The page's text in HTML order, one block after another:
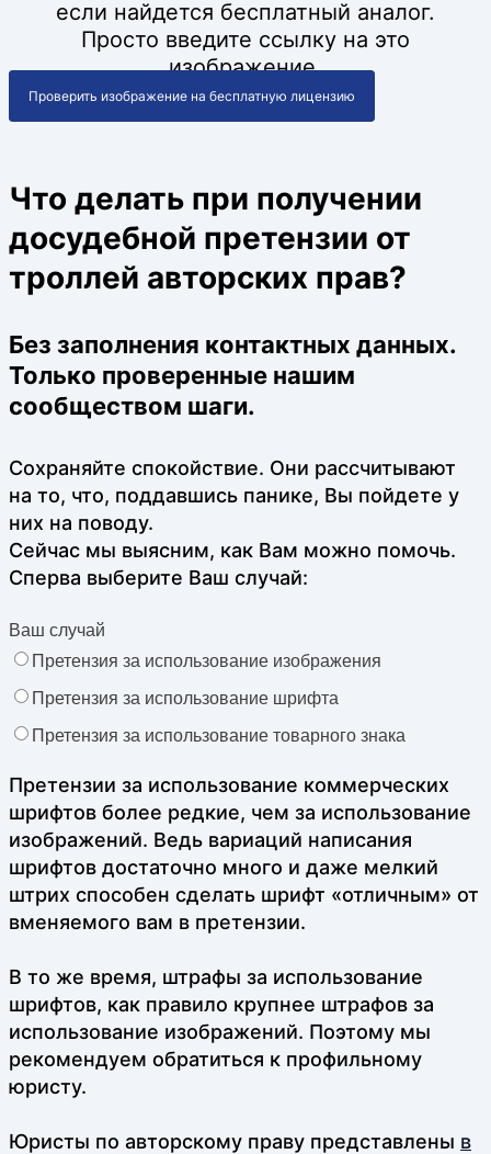
если найдется бесплатный аналог.
Просто введите ссылку на это
изображение.
Проверить изображение на бесплатную лицензию
Что делать при получении
досудебной претензии от
троллей авторских прав?
Без заполнения контактных данных.
Только проверенные нашим
сообществом шаги.
Сохраняйте спокойствие. Они рассчитывают
на то, что, поддавшись панике, Вы пойдете у
них на поводу.
Сейчас мы выясним, как Вам можно помочь.
Сперва выберите Ваш случай:
Ваш случай
Претензия за использование изображения
Претензия за использование шрифта
Претензия за использование товарного знака
Претензии за использование коммерческих
шрифтов более редкие, чем за использование
изображений. Ведь вариаций написания
шрифтов достаточно много и даже мелкий
штрих способен сделать шрифт «отличным» от
вменяемого вам в претензии.
В то же время, штрафы за использование
шрифтов, как правило крупнее штрафов за
использование изображений. Поэтому мы
рекомендуем обратиться к профильному
юристу.
Юристы по авторскому праву представлены в